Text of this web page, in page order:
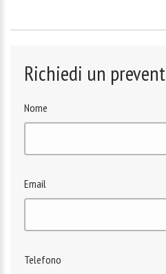
Richiedi un
Nome
Email
Telefono